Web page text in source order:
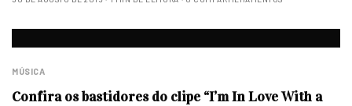
MÚSICA
Confira os bastidores do clipe “I’m In Love With a